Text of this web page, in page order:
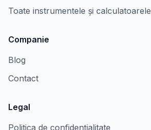
Toate instrumentele și calculatoarele
Companie
Blog
Contact
Legal
Politica de confidențialitate